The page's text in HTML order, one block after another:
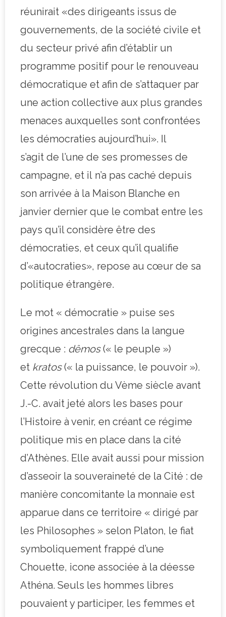
réunirait «des dirigeants issus de
gouvernements, de la société civile et
du secteur privé afin d’établir un
programme positif pour le renouveau
démocratique et afin de s’attaquer par
une action collective aux plus grandes
menaces auxquelles sont confrontées
les démocraties aujourd’hui». Il
s’agit de l’une de ses promesses de
campagne, et il n’a pas caché depuis
son arrivée à la Maison Blanche en
janvier dernier que le combat entre les
pays qu’il considère être des
démocraties, et ceux qu’il qualifie
d’«autocraties», repose au cœur de sa
politique étrangère.
Le mot « démocratie » puise ses
origines ancestrales dans la langue
grecque : dêmos(« le peuple »)
et kratos(« la puissance, le pouvoir »).
Cette révolution du Vème siècle avant
J.-C. avait jeté alors les bases pour
l’Histoire à venir, en créant ce régime
politique mis en place dans la cité
d’Athènes. Elle avait aussi pour mission
d’asseoir la souveraineté de la Cité : de
manière concomitante la monnaie est
apparue dans ce territoire « dirigé par
les Philosophes » selon Platon, le fiat
symboliquement frappé d’une
Chouette, icone associée à la déesse
Athéna. Seuls les hommes libres
pouvaient y participer, les femmes et